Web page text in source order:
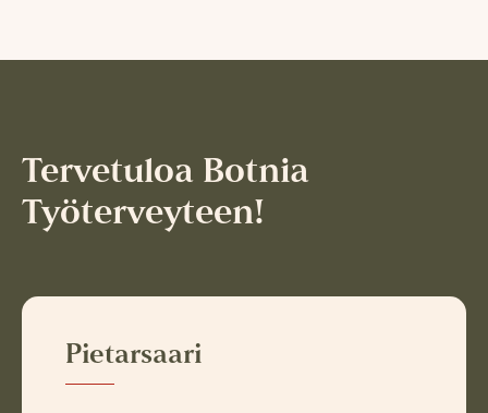
Tervetuloa Botnia
Työterveyteen!
Pietarsaari